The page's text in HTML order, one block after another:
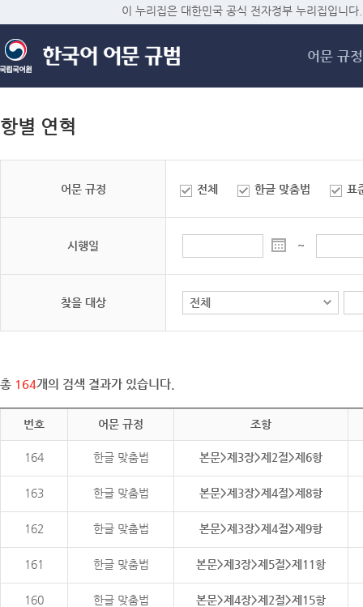
메
이 누리집은 대한민국 공식 전자정부 누리집입니다.
어문 규정
항별 연혁
어문 규정 전체 한글 맞춤법 표
시행일 ~
찾을 대상
총 164개의 검색 결과가 있습니다.
번호 어문 규정 조항
164 한글 맞춤법 본문>제3장>제2절>제6항
163 한글 맞춤법 본문>제3장>제4절>제8항
162 한글 맞춤법 본문>제3장>제4절>제9항
161 한글 맞춤법 본문>제3장>제5절>제11항
160 한글 맞춤법 본문>제4장>제2절>제15항